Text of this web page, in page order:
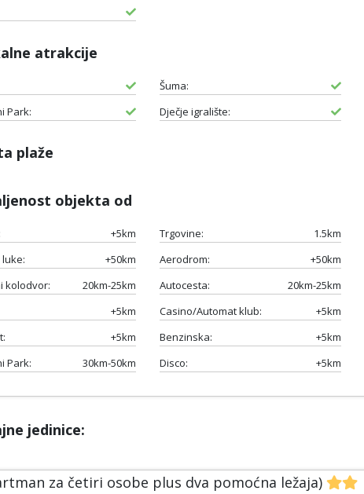
atrakcije
Šuma:
Park:
Dječje igralište:
plaže
objekta od
+5km Trgovine: 1.5km
+50km Aerodrom: +50km
kolodvor:
20km-25km Autocesta: 20km-25km
+5km Casino/Automat klub: +5km
+5km Benzinska: +5km
Park:
30km-50km Disco: +5km
jedinice:
za četiri osobe plus dva pomoćna ležaja)